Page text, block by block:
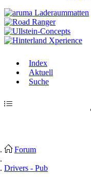
Index
Aktuell
Suche
Forum
Drivers - Pub